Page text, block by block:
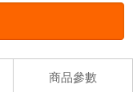
商品參數